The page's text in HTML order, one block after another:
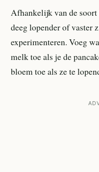
Afhankelijk van de
deeg lopender of vaster
experimenteren. Voeg
melk toe als je de
bloem toe als ze te